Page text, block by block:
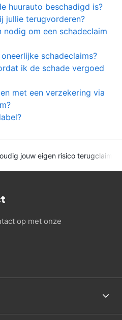
huurauto beschadigd is?
jullie terugvorderen?
nodig om een schadeclaim
schadeclaims?
ik de schade vergoed
met een verzekering via
jouw eigen risico
op met onze